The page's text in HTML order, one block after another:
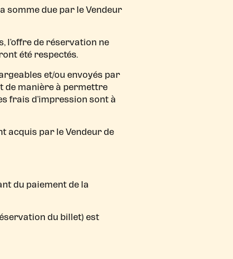
somme due par le Vendeur
l’offre de réservation ne
été respectés.
et/ou envoyés par
de manière à permettre
frais d’impression sont à
acquis par le Vendeur de
du paiement de la
du billet) est